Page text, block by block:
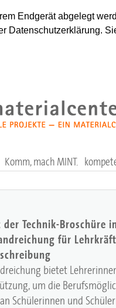
Endgerät abgelegt
Komm, mach MINT.
der Technik-Broschüre
für
bietet
um die
Schülerinnen und